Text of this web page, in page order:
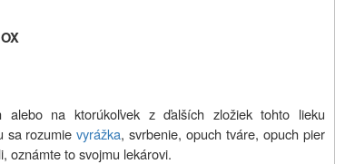
alebo na ktorúkoľvek z ďalších zložiek tohto lieku
sa rozumievyrážka, svrbenie, opuch tváre, opuch pier
oznámte to svojmu lekárovi.